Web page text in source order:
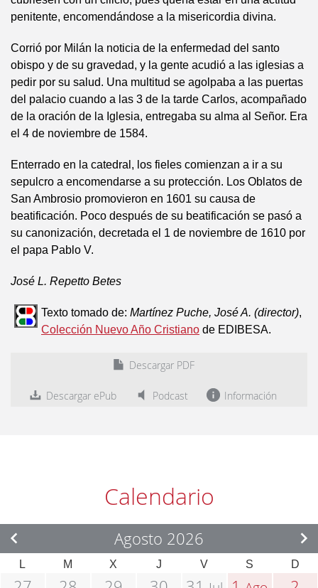
penitente, encomendándose a la misericordia divina.
Corrió por Milán la noticia de la enfermedad del santo
obispo y de su gravedad, y la gente acudió a las iglesias a
pedir por su salud. Una multitud se agolpaba a las puertas
del palacio cuando a las 3 de la tarde Carlos, acompañado
de la oración de la Iglesia, entregaba su alma al Señor. Era
el 4 de noviembre de 1584.
Enterrado en la catedral, los fieles comienzan a ir a su
sepulcro a encomendarse a su protección. Los Oblatos de
San Ambrosio promovieron en 1601 su causa de
beatificación. Poco después de su beatificación se pasó a
su canonización, decretada el 1 de noviembre de 1610 por
el papa Pablo V.
José L. Repetto Betes
Texto tomado de: Martínez Puche, José A. (director),
Colección Nuevo Año Cristiano de EDIBESA.
Descargar PDF
Descargar ePub Podcast Información
Calendario
Agosto 2026
L M X J V S D